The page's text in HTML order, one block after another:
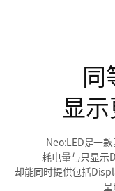
同
显
Neo:LED是一
耗电量与只显示
却能同时提供包括